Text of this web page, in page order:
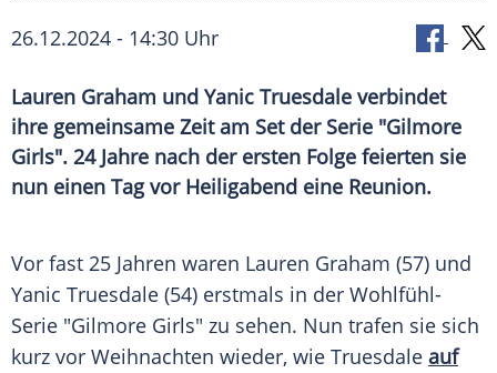
26.12.2024 - 14:30 Uhr
Lauren Graham und Yanic Truesdale verbindet
ihre gemeinsame Zeit am Set der Serie "Gilmore
Girls". 24 Jahre nach der ersten Folge feierten sie
nun einen Tag vor Heiligabend eine Reunion.
Vor fast 25 Jahren waren Lauren Graham (57) und
Yanic Truesdale (54) erstmals in der Wohlfühl-
Serie "Gilmore Girls" zu sehen. Nun trafen sie sich
kurz vor Weihnachten wieder, wie Truesdale auf